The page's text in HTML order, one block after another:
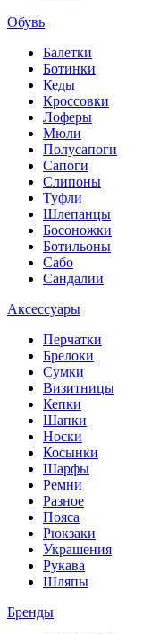
Обувь
Балетки
Ботинки
Кеды
Кроссовки
Лоферы
Мюли
Полусапоги
Сапоги
Слипоны
Туфли
Шлепанцы
Босоножки
Ботильоны
Сабо
Сандалии
Аксессуары
Перчатки
Брелоки
Сумки
Визитницы
Кепки
Шапки
Носки
Косынки
Шарфы
Ремни
Разное
Пояса
Рюкзаки
Украшения
Рукава
Шляпы
Бренды